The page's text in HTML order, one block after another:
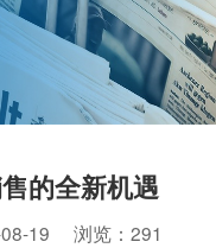
的全新机遇
19 浏览：291